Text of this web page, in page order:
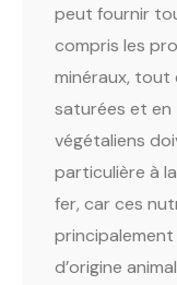
peut fournir
compris les
minéraux, tout
saturées et
végétaliens
particulière à
fer, car ces
d’origine